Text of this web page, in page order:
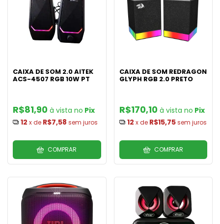
CAIXA DE SOM 2.0 AITEK
ACS-4507 RGB 10W PT
R$81,90
Pix
12 x de R$7,58 sem juros
COMPRAR
CAIXA DE SOM REDRAGON
GLYPH RGB 2.0 PRETO
R$170,10
Pix
12 x de R$15,75 sem juros
COMPRAR